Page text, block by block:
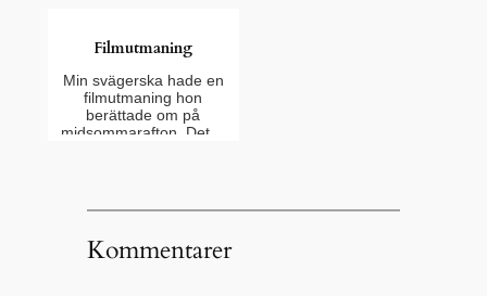
Filmutmaning
Min svägerska hade en
filmutmaning hon
berättade om på
midsommarafton. Det…
Kommentarer